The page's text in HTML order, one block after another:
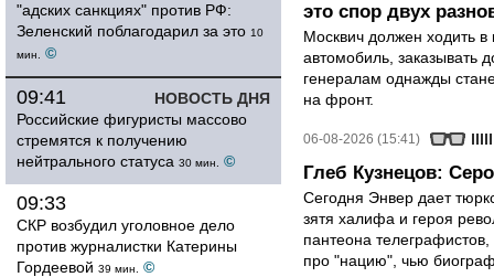
"адских санкциях" против РФ:
Зеленский поблагодарил за это 10
мин.
©
НОВОСТЬ ДНЯ
09:41
Российские фигуристы массово
стремятся к получению
нейтрального статуса 30 мин. ©
09:33
СКР возбудил уголовное дело
против журналистки Катерины
Гордеевой 39 мин. ©
это спор двух
Москвич должен ходить в
автомобиль, заказывать
генералам однажды
на фронт.
06-08-2026 (15:41)
Глеб Кузнецов:
Сегодня Энвер дает
зятя халифа и героя
пантеона
про "нацию", чью